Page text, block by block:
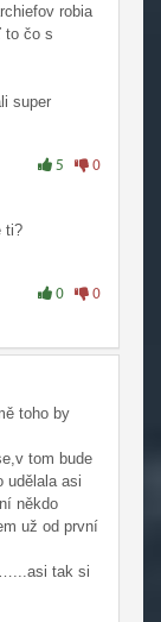
Poslechl
je čas."
toho
měla
a základ
(až na to
dobrá
záminky,
'dobrem'
3.3.5,
začala
dříve a
můžeš,
ta hra má
robia
to čo s
super
5 0
ti?
0 0
toho by
tom bude
udělala asi
někdo
už od první
tak si